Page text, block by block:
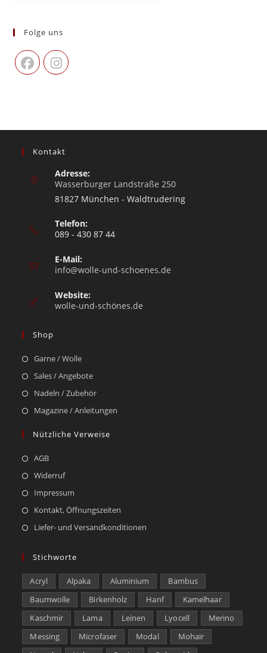
Folge uns
Kontakt
Adresse:
Wasserburger Landstraße 250
81827 München - Waldtrudering
Telefon:
089 - 430 87 44
E-Mail:
info@wolle-und-schoenes.de
Website:
wolle-und-schönes.de
Shop
Garne / Wolle
Sales / Angebote
Nadeln / Zubehör
Magazine / Anleitungen
Nützliche Verweise
AGB
Widerruf
Impressum
Kontakt, Öffnungszeiten
Liefer- und Versandkonditionen
Stichworte
Acryl Alpaka Aluminium
Bambus
Baumwolle
Birkenholz Hanf
Kamelhaar
Kaschmir
Lama Leinen Lyocell
Merino
Messing
Microfaser Modal
Mohair